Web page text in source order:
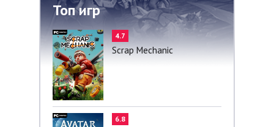
Топ игр
4.7
Scrap Mechanic
6.8